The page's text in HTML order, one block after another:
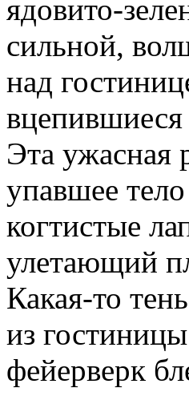
ядовито-
сильной,
над
вцепившиеся
Эта ужасная
упавшее
когтистые
улетающий
Какая-то
из
фейерверк